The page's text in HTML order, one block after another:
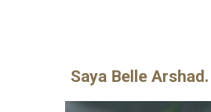
Saya Belle